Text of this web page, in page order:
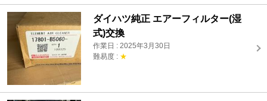
ダイハツ純正 エアーフィルター(湿
式)交換
作業日 : 2025年3月30日
難易度 : ★